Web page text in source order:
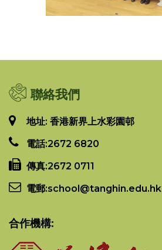
聯絡我們
地址: 香港新界上水彩園邨
電話:2672 6820
傳真:2672 0711
電郵:school@tanghin.edu.hk
合作機構: